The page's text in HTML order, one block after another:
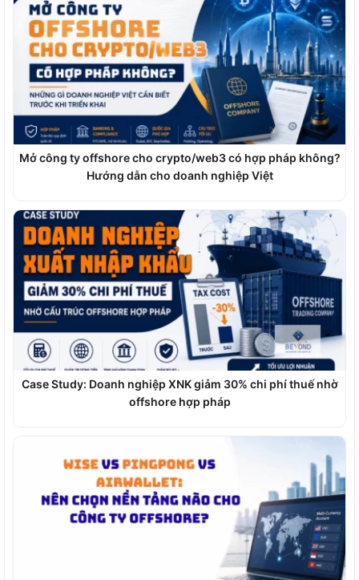
Mở công ty offshore cho crypto/web3 có hợp pháp không?
Hướng dẫn cho doanh nghiệp Việt
Case Study: Doanh nghiệp XNK giảm 30% chi phí thuế nhờ
offshore hợp pháp